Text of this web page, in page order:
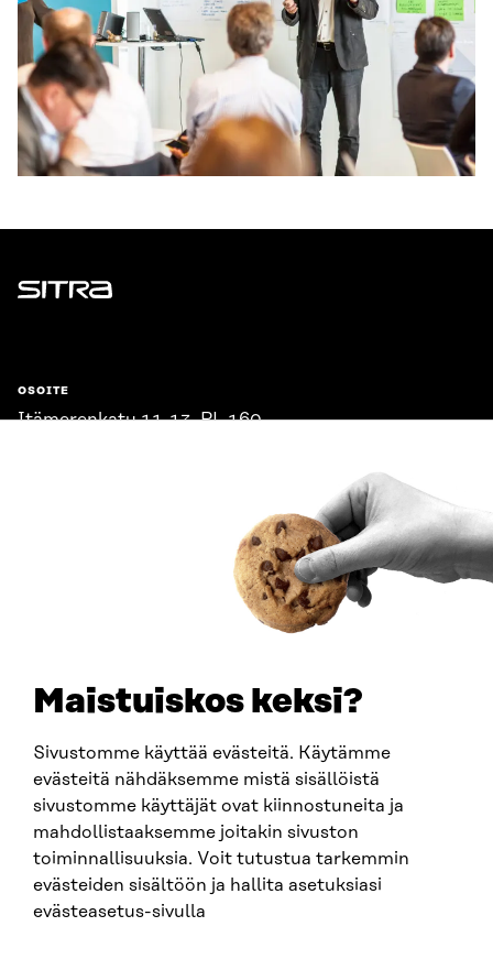
Maistuiskos keksi?
Sivustomme käyttää evästeitä. Käytämme
evästeitä nähdäksemme mistä sisällöistä
sivustomme käyttäjät ovat kiinnostuneita ja
mahdollistaaksemme joitakin sivuston
toiminnallisuuksia. Voit tutustua tarkemmin
evästeiden sisältöön ja hallita asetuksiasi
evästeasetus-sivulla
Sitra
OSOITE
Itämerenkatu 11-13, PL 160,
SITRA SOSIAALISESSA MEDIASSA
LinkedIn
Instagram
YouTube